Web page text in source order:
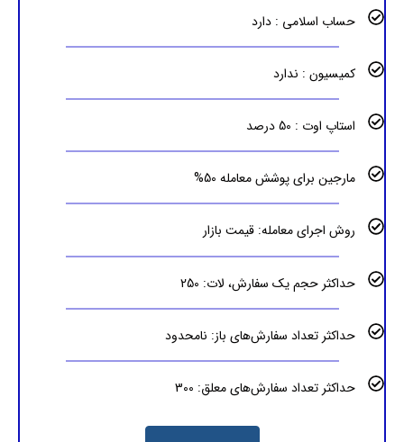
حساب اسلامی : دارد
کمیسیون : ندارد
استاپ اوت : 50 درصد
مارجین برای پوشش معامله 50%
روش اجرای معامله: قیمت بازار
حداکثر حجم یک سفارش، لات: 250
حداکثر تعداد سفارش‌های باز: نامحدود
حداکثر تعداد سفارش‌های معلق: 300